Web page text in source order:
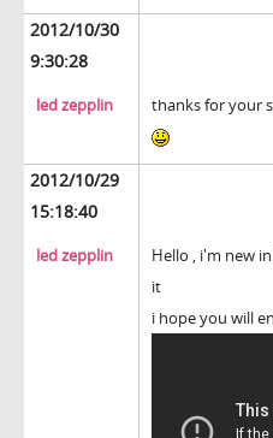
2012/10/30
9:30:28
led zepplin thanks for your
2012/10/29
15:18:40
led zepplin
Hello , i'm new
it
i hope you will